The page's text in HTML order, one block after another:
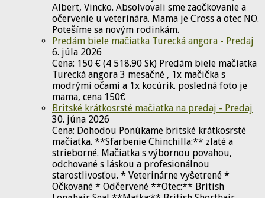
Albert, Vincko. Absolvovali sme zaočkovanie a
očervenie u veterinára. Mama je Cross a otec NO.
Potešíme sa novým rodinkám.
Predám biele mačiatka Turecká angora - Predaj
6. júla 2026
Cena: 150 € (4 518.90 Sk) Predám biele mačiatka
Turecká angora 3 mesačné , 1x mačička s
modrými očami a 1x kocúrik. posledná foto je
mama, cena 150€
Britské krátkosrsté mačiatka na predaj - Predaj
30. júna 2026
Cena: Dohodou Ponúkame britské krátkosrsté
mačiatka. **Sfarbenie Chinchilla:** zlaté a
strieborné. Mačiatka s výbornou povahou,
odchované s láskou a profesionálnou
starostlivosťou. * Veterinárne vyšetrené *
Očkované * Odčervené **Otec:** British